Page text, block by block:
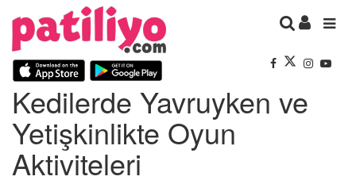
Kedilerde Yavruyken ve
Yetişkinlikte Oyun
Aktiviteleri